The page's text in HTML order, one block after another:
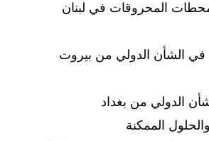
المحروقات في لبنان
الدولي من بغداد
الممكنة